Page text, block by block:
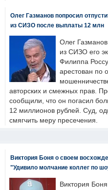
Олег Газманов попросил
из СИЗО после выплаты 12 млн
Олег
из СИЗО его
Филиппа
арестован по
авторских и смежных прав.
сообщили, что он погасил
12 миллионов рублей. Суд,
смягчить меру пресечения.
Виктория Боня о своем
"Удивило молчание коллег по
Виктория